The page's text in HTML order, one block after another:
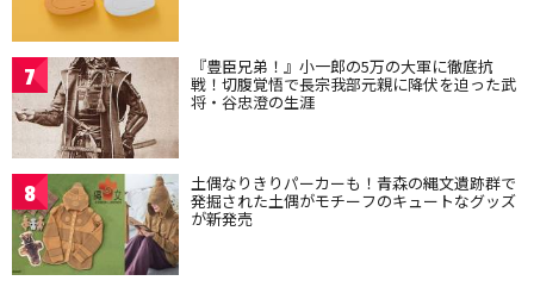
7 『豊臣兄弟！』小一郎の5万の大軍に徹底抗
戦！切腹覚悟で長宗我部元親に降伏を迫った武
将・谷忠澄の生涯
8 土偶なりきりパーカーも！青森の縄文遺跡群で
発掘された土偶がモチーフのキュートなグッズ
が新発売